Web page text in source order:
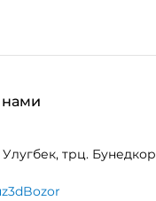
нами
трц. Бунедкор